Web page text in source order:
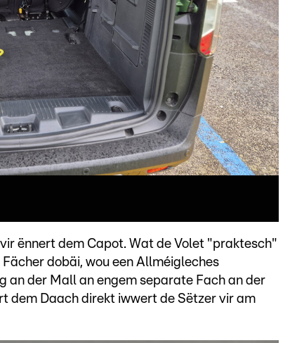
ënnert dem Capot. Wat de Volet "praktesch"
dobäi, wou een Allméigleches
an der Mall an engem separate Fach an der
dem Daach direkt iwwert de Sëtzer vir am